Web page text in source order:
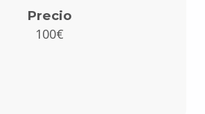
Precio
100€